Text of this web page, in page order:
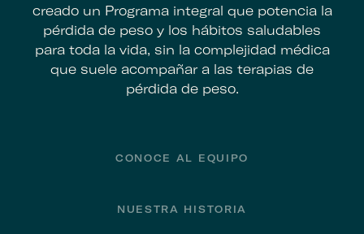
creado un Programa integral que potencia la
pérdida de peso y los hábitos saludables
para toda la vida, sin la complejidad médica
que suele acompañar a las terapias de
pérdida de peso.
FooterCONOCE AL EQUIPO
NUESTRA HISTORIA